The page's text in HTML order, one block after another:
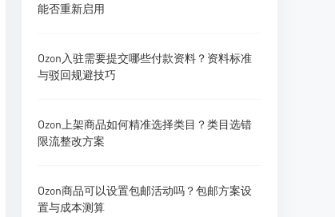
能否重新启用
Ozon入驻需要提交哪些付款资料？资料标准
与驳回规避技巧
Ozon上架商品如何精准选择类目？类目选错
限流整改方案
Ozon商品可以设置包邮活动吗？包邮方案设
置与成本测算